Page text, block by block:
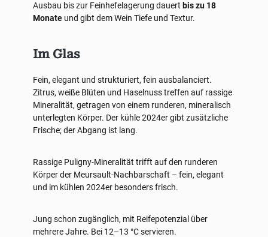
Ausbau bis zur Feinhefelagerung dauert bis zu 18
Monate und gibt dem Wein Tiefe und Textur.
Im Glas
Fein, elegant und strukturiert, fein ausbalanciert.
Zitrus, weiße Blüten und Haselnuss treffen auf rassige
Mineralität, getragen von einem runderen, mineralisch
unterlegten Körper. Der kühle 2024er gibt zusätzliche
Frische; der Abgang ist lang.
Rassige Puligny-Mineralität trifft auf den runderen
Körper der Meursault-Nachbarschaft – fein, elegant
und im kühlen 2024er besonders frisch.
Jung schon zugänglich, mit Reifepotenzial über
mehrere Jahre. Bei 12–13 °C servieren.